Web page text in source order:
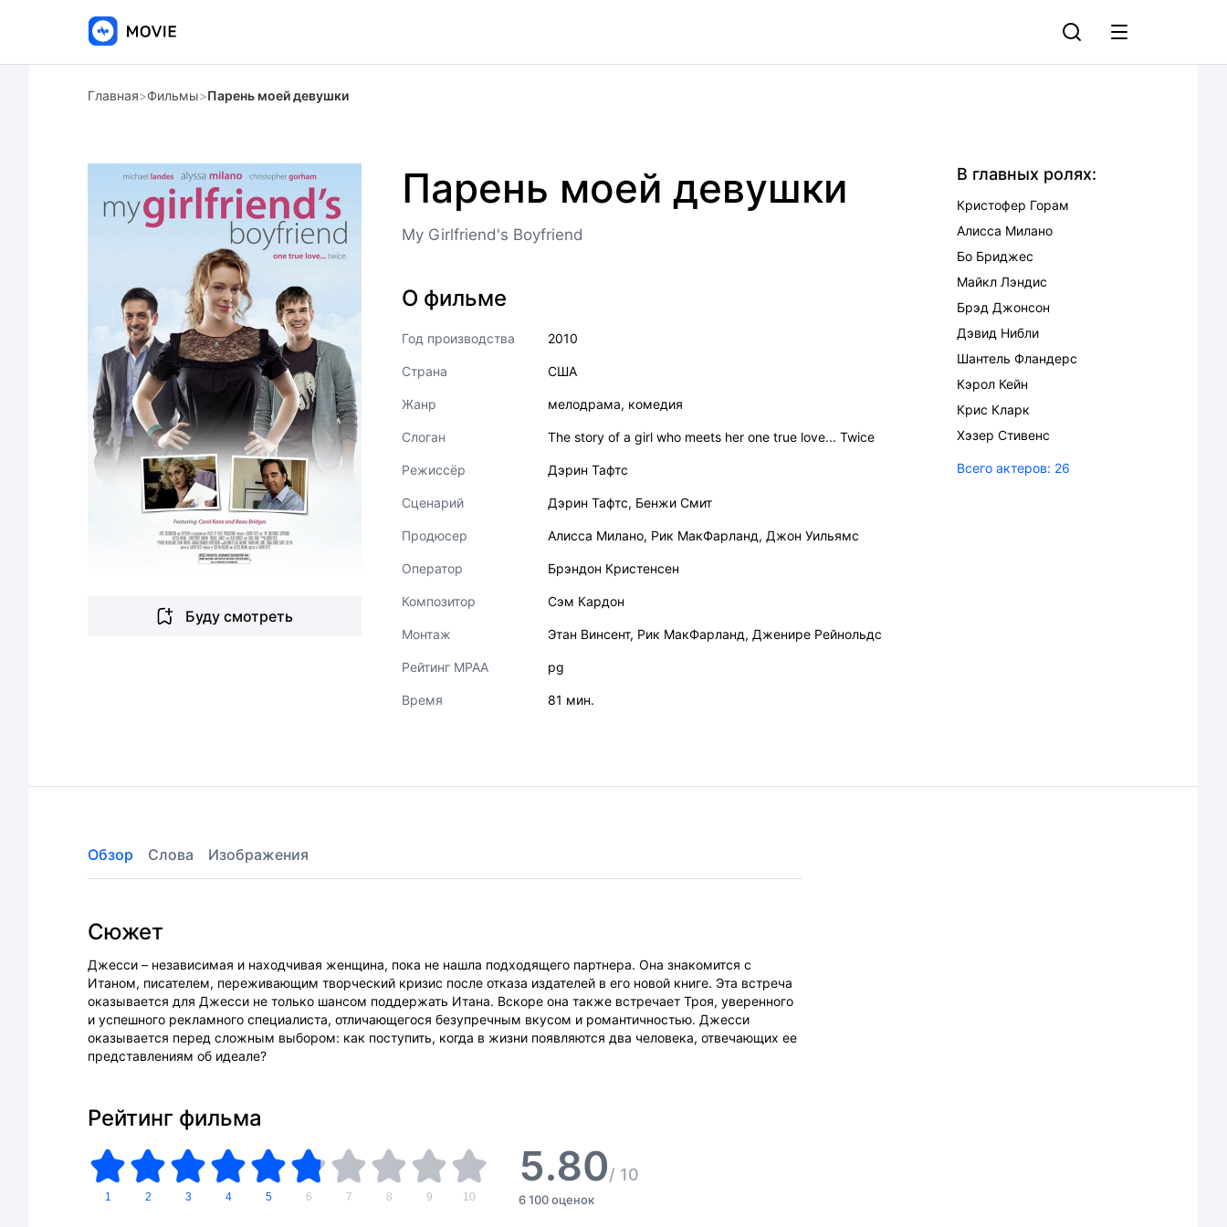
Главная>Фильмы>Парень моей девушки
Буду смотреть
Парень моей девушки
My Girlfriend's Boyfriend
О фильме
Год производства 2010
Страна США
Жанр мелодрама, комедия
Слоган The story of a girl who meets her one true love... Twice
Режиссёр Дэрин Тафтс
Сценарий Дэрин Тафтс, Бенжи Смит
Продюсер Алисса Милано, Рик МакФарланд, Джон Уильямс
Оператор Брэндон Кристенсен
Композитор Сэм Кардон
Монтаж Этан Винсент, Рик МакФарланд, Дженире Рейнольдс
Рейтинг MPAA pg
Время 81 мин.
В главных ролях:
Кристофер Горам
Алисса Милано
Бо Бриджес
Майкл Лэндис
Брэд Джонсон
Дэвид Нибли
Шантель Фландерс
Кэрол Кейн
Крис Кларк
Хэзер Стивенс
Всего актеров: 26
Обзор Слова Изображения
Сюжет
Джесси – независимая и находчивая женщина, пока не нашла подходящего партнера. Она знакомится с
Итаном, писателем, переживающим творческий кризис после отказа издателей в его новой книге. Эта встреча
оказывается для Джесси не только шансом поддержать Итана. Вскоре она также встречает Троя, уверенного
и успешного рекламного специалиста, отличающегося безупречным вкусом и романтичностью. Джесси
оказывается перед сложным выбором: как поступить, когда в жизни появляются два человека, отвечающих ее
представлениям об идеале?
Рейтинг фильма
1 2 3 4 5 6 7 8 9 10
5.80/ 10
6 100 оценок